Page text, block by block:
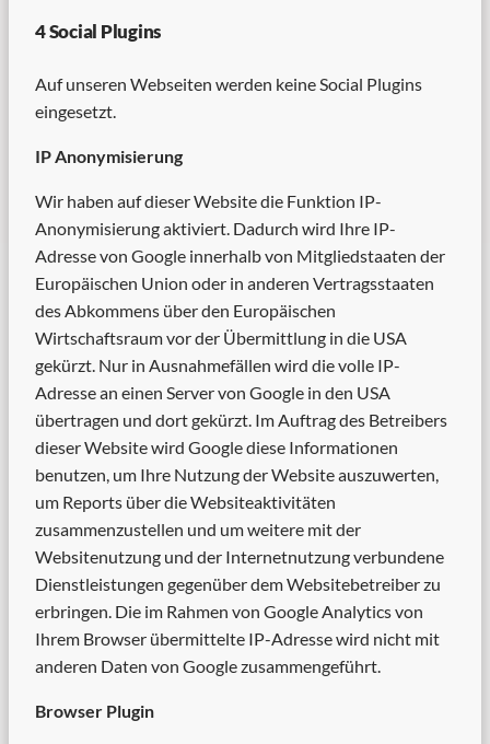
4 Social Plugins
Auf unseren Webseiten werden keine Social Plugins
eingesetzt.
IP Anonymisierung
Wir haben auf dieser Website die Funktion IP-
Anonymisierung aktiviert. Dadurch wird Ihre IP-
Adresse von Google innerhalb von Mitgliedstaaten der
Europäischen Union oder in anderen Vertragsstaaten
des Abkommens über den Europäischen
Wirtschaftsraum vor der Übermittlung in die USA
gekürzt. Nur in Ausnahmefällen wird die volle IP-
Adresse an einen Server von Google in den USA
übertragen und dort gekürzt. Im Auftrag des Betreibers
dieser Website wird Google diese Informationen
benutzen, um Ihre Nutzung der Website auszuwerten,
um Reports über die Websiteaktivitäten
zusammenzustellen und um weitere mit der
Websitenutzung und der Internetnutzung verbundene
Dienstleistungen gegenüber dem Websitebetreiber zu
erbringen. Die im Rahmen von Google Analytics von
Ihrem Browser übermittelte IP-Adresse wird nicht mit
anderen Daten von Google zusammengeführt.
Browser Plugin